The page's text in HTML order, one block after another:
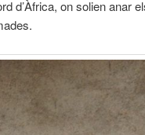
d’Àfrica, on solien anar